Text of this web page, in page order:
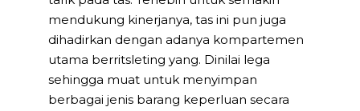
mendukung kinerjanya, tas ini pun juga
dihadirkan dengan adanya kompartemen
utama berritsleting yang. Dinilai lega
sehingga muat untuk menyimpan
berbagai jenis barang keperluan secara